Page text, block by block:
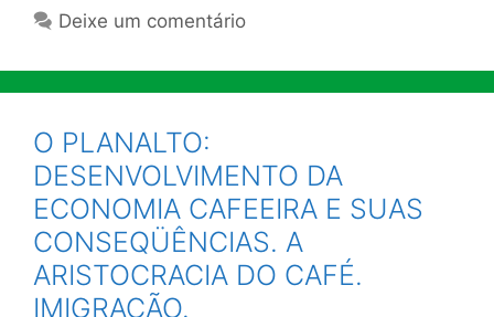
Deixe um comentário
O PLANALTO:
DESENVOLVIMENTO DA
ECONOMIA CAFEEIRA E SUAS
CONSEQÜÊNCIAS. A
ARISTOCRACIA DO CAFÉ.
IMIGRAÇÃO.